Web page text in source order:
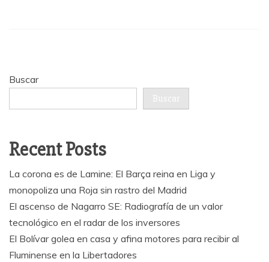
Buscar
Buscar
Recent Posts
La corona es de Lamine: El Barça reina en Liga y
monopoliza una Roja sin rastro del Madrid
El ascenso de Nagarro SE: Radiografía de un valor
tecnológico en el radar de los inversores
El Bolívar golea en casa y afina motores para recibir al
Fluminense en la Libertadores